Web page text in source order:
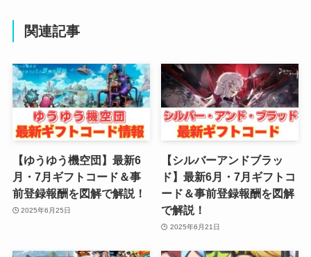
関連記事
【ゆうゆう機空団】最新6
月・7月ギフトコード＆事
前登録報酬を図解で解説！
2025年6月25日
【シルバーアンドブラッ
ド】最新6月・7月ギフトコ
ード＆事前登録報酬を図解
で解説！
2025年6月21日